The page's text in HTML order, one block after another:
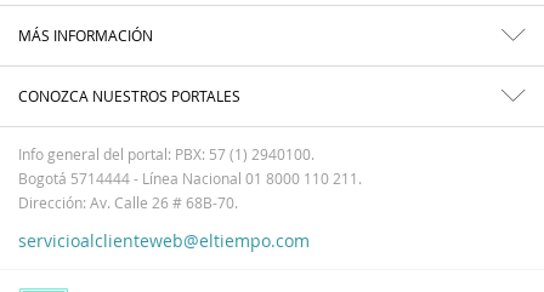
MÁS INFORMACIÓN
CONOZCA NUESTROS PORTALES
Info general del portal: PBX: 57 (1) 2940100.
Bogotá 5714444 - Línea Nacional 01 8000 110 211.
Dirección: Av. Calle 26 # 68B-70.
servicioalclienteweb@eltiempo.com